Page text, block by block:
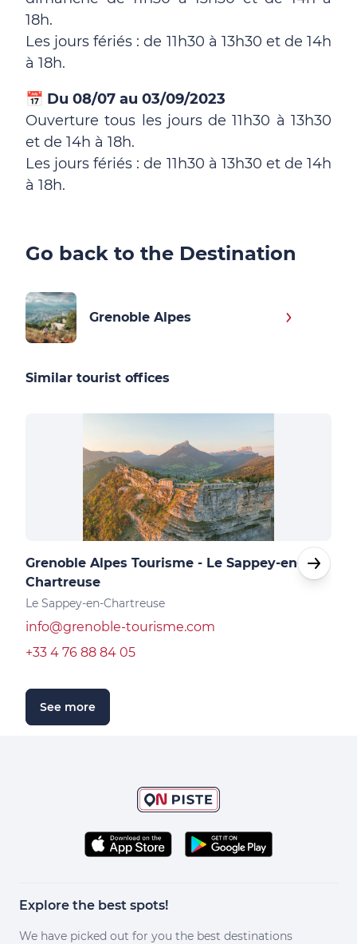
18h.
Les jours fériés : de 11h30 à 13h30 et de 14h
à 18h.
📅 Du 08/07 au 03/09/2023
Ouverture tous les jours de 11h30 à 13h30
et de 14h à 18h.
Les jours fériés : de 11h30 à 13h30 et de 14h
à 18h.
Go back to the Destination
Grenoble Alpes
Similar tourist offices
Grenoble Alpes Tourisme - Le Sappey-en-
Chartreuse
Le Sappey-en-Chartreuse
info@grenoble-tourisme.com
+33 4 76 88 84 05
See more
Explore the best spots!
We have picked out for you the best destinations